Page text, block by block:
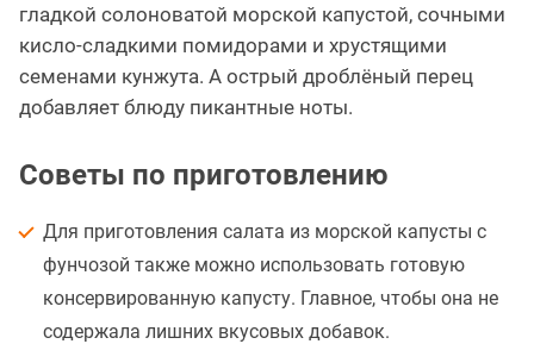
гладкой солоноватой морской капустой, сочными
кисло-сладкими помидорами и хрустящими
семенами кунжута. А острый дроблёный перец
добавляет блюду пикантные ноты.
Советы по приготовлению
Для приготовления салата из морской капусты с
фунчозой также можно использовать готовую
консервированную капусту. Главное, чтобы она не
содержала лишних вкусовых добавок.